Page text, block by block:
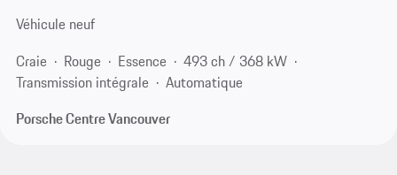
Véhicule neuf
Craie
Rouge Essence
493 ch / 368 kW
Transmission intégrale
Automatique
Porsche Centre Vancouver